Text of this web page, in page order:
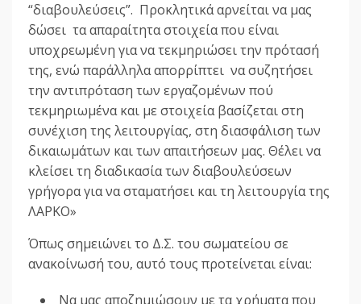
“διαβουλεύσεις”. Προκλητικά αρνείται να μας
δώσει τα απαραίτητα στοιχεία που είναι
υποχρεωμένη για να τεκμηριώσει την πρότασή
της, ενώ παράλληλα απορρίπτει να συζητήσει
την αντιπρόταση των εργαζομένων πού
τεκμηριωμένα και με στοιχεία βασίζεται στη
συνέχιση της λειτουργίας, στη διασφάλιση των
δικαιωμάτων και των απαιτήσεων μας. Θέλει να
κλείσει τη διαδικασία των διαβουλεύσεων
γρήγορα για να σταματήσει και τη λειτουργία της
ΛΑΡΚΟ»
Όπως σημειώνει το Δ.Σ. του σωματείου σε
ανακοίνωσή του, αυτό τους προτείνεται είναι:
Να μας αποζημιώσουν με τα χρήματα που